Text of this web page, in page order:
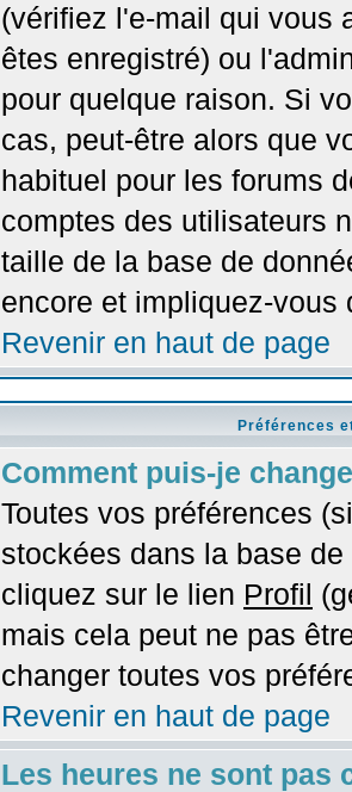
(vérifiez l'e-mail qui vous
êtes enregistré) ou
pour quelque raison. Si
cas, peut-être alors que
habituel pour les forums
comptes des utilisateurs
taille de la base de
encore et impliquez-
Revenir en haut de page
Préférences
Comment puis-je
Toutes vos préférences
stockées dans la base
cliquez sur le lien Profil
mais cela peut ne pas
changer toutes vos
Revenir en haut de page
Les heures ne sont pas